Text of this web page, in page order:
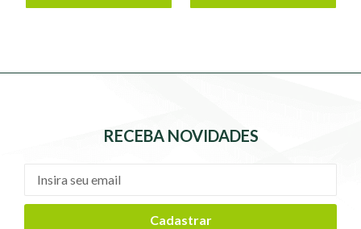
RECEBA NOVIDADES
Cadastrar